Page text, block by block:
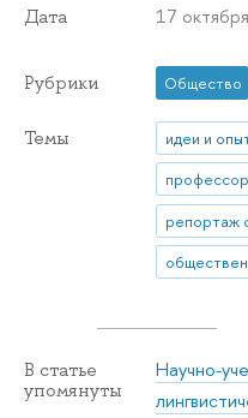
Дата 17
Рубрики Общество
Темы идеи и
репортаж
В статье
упомянуты
Научно-